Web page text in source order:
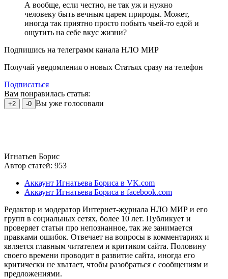
А вообще, если честно, не так уж и нужно
человеку быть вечным царем природы. Может,
иногда так приятно просто побыть чьей-то едой и
ощутить на себе вкус жизни?
Подпишись на телеграмм канала НЛО МИР
Получай уведомления о новых Статьях сразу на телефон
Подписаться
Вам понравилась статья:
+2 -0 Вы уже голосовали
Игнатьев Борис
Автор статей: 953
Аккаунт Игнатьева Бориса в VK.com
Аккаунт Игнатьева Бориса в facebook.com
Редактор и модератор Интернет-журнала НЛО МИР и его
групп в социальных сетях, более 10 лет. Публикует и
проверяет статьи про непознанное, так же занимается
правками ошибок. Отвечает на вопросы в комментариях и
является главным читателем и критиком сайта. Половину
своего времени проводит в развитие сайта, иногда его
критически не хватает, чтобы разобраться с сообщениям и
предложениями.